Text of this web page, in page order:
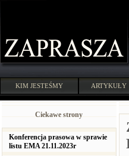
KIM JESTEŚMY ARTYKUŁY
Ciekawe strony
Konferencja prasowa w sprawie
listu EMA 21.11.2023r